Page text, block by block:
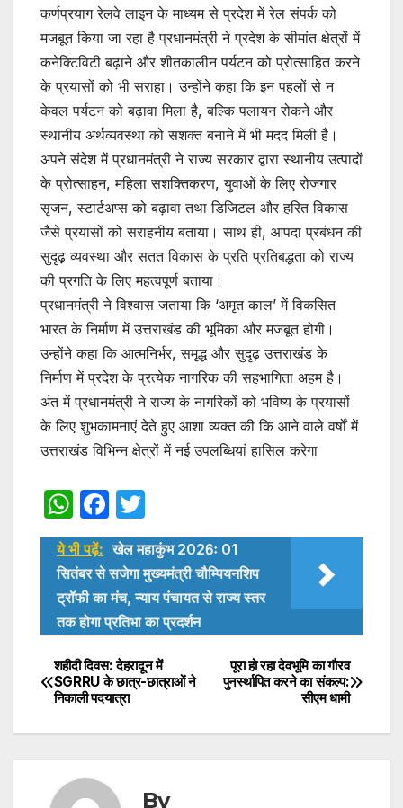
कर्णप्रयाग रेलवे लाइन के माध्यम से प्रदेश में रेल संपर्क को
मजबूत किया जा रहा है प्रधानमंत्री ने प्रदेश के सीमांत क्षेत्रों में
कनेक्टिविटी बढ़ाने और शीतकालीन पर्यटन को प्रोत्साहित करने
के प्रयासों को भी सराहा। उन्होंने कहा कि इन पहलों से न
केवल पर्यटन को बढ़ावा मिला है, बल्कि पलायन रोकने और
स्थानीय अर्थव्यवस्था को सशक्त बनाने में भी मदद मिली है।
अपने संदेश में प्रधानमंत्री ने राज्य सरकार द्वारा स्थानीय उत्पादों
के प्रोत्साहन, महिला सशक्तिकरण, युवाओं के लिए रोजगार
सृजन, स्टार्टअप्स को बढ़ावा तथा डिजिटल और हरित विकास
जैसे प्रयासों को सराहनीय बताया। साथ ही, आपदा प्रबंधन की
सुदृढ़ व्यवस्था और सतत विकास के प्रति प्रतिबद्धता को राज्य
की प्रगति के लिए महत्वपूर्ण बताया।
प्रधानमंत्री ने विश्वास जताया कि ‘अमृत काल’ में विकसित
भारत के निर्माण में उत्तराखंड की भूमिका और मजबूत होगी।
उन्होंने कहा कि आत्मनिर्भर, समृद्ध और सुदृढ़ उत्तराखंड के
निर्माण में प्रदेश के प्रत्येक नागरिक की सहभागिता अहम है।
अंत में प्रधानमंत्री ने राज्य के नागरिकों को भविष्य के प्रयासों
के लिए शुभकामनाएं देते हुए आशा व्यक्त की कि आने वाले वर्षों में
उत्तराखंड विभिन्न क्षेत्रों में नई उपलब्धियां हासिल करेगा
W
h
at
s
A
p
F
a
c
e
b
o
k
w
itt
er
ये भी पढ़ें: खेल महाकुंभ 2026ः 01
सितंबर से सजेगा मुख्यमंत्री चौम्पियनशिप
ट्रॉफी का मंच, न्याय पंचायत से राज्य स्तर
तक होगा प्रतिभा का प्रदर्शन
Post
navigation
पूरा हो रहा देवभूमि का गौरव
पुनर्स्थापित करने का संकल्प:
सीएम धामी
शहीदी दिवस: देहरादून में
SGRRU के छात्र-छात्राओं ने
निकाली पदयात्रा
By